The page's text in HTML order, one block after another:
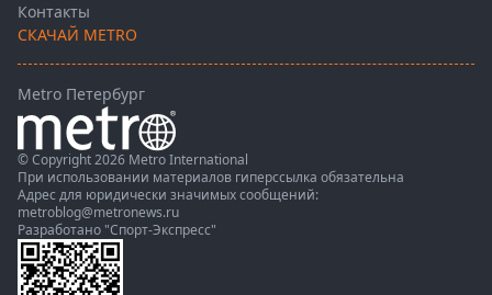
Контакты
СКАЧАЙ METRO
Metro Петербург
© Copyright 2026 Metro International
При использовании материалов гиперссылка обязательна
Адрес для юридически значимых сообщений:
metroblog@metronews.ru
Разработано "Спорт-Экспресс"